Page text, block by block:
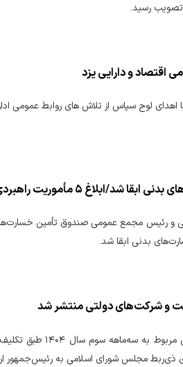
تصویب رسید.
اقتصاد و دارایی یزد
اهدای لوح سپاس از تلاش های روابط عمومی
راهبردی در دوره جدید
و رئیس مجمع عمومی صندوق تأمین
بدنی ابقا شد.
و شرکت‌های دولتی منتشر شد
گزارش بدهی‌ها و مطالبات
ذی‌ربط مجلس شورای اسلامی به رئیس‌جمهور